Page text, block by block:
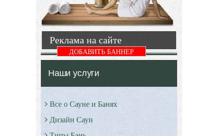
простыми
металлическими
и
Подробнее
парковок и
постоянных
Подробнее
Реклама на сайте
ДОБАВИТЬ БАННЕР
Наши услуги
Все о Сауне и Банях
Дизайн Саун